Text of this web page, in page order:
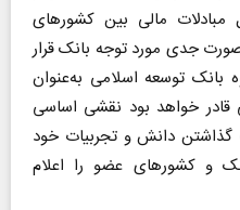
مبادلات مالی بین کشورهای
جدی مورد توجه بانک قرار
بانک توسعه اسلامی به‌عنوان
خواهد بود نقشی اساسی
گذاشتن دانش و تجربیات خود
و کشورهای عضو را اعلام